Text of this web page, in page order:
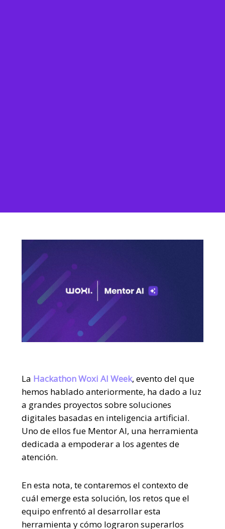
La Hackathon Woxi AI Week, evento del que
hemos hablado anteriormente, ha dado a luz
a grandes proyectos sobre soluciones
digitales basadas en inteligencia artificial.
Uno de ellos fue Mentor AI, una herramienta
dedicada a empoderar a los agentes de
atención.
En esta nota, te contaremos el contexto de
cuál emerge esta solución, los retos que el
equipo enfrentó al desarrollar esta
herramienta y cómo lograron superarlos